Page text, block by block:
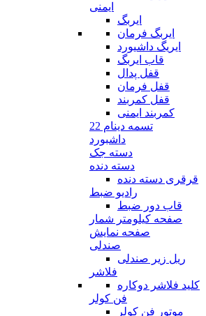
ایمنی
ایربگ
ایربگ فرمان
ایریگ داشیورد
قاب ایربگ
قفل پدال
قفل فرمان
قفل کمربند
کمربند ایمنی
تسمه دینام 22
داشبورد
دسته جک
دسته دنده
قرقری دسته دنده
رادیو ضبط
قاب دور ضبط
صفحه کیلومتر شمار
صفحه نمایش
صندلی
ریل زیر صندلی
فلاشر
کلید فلاشر دوکاره
فن کولر
موتور فن کولر